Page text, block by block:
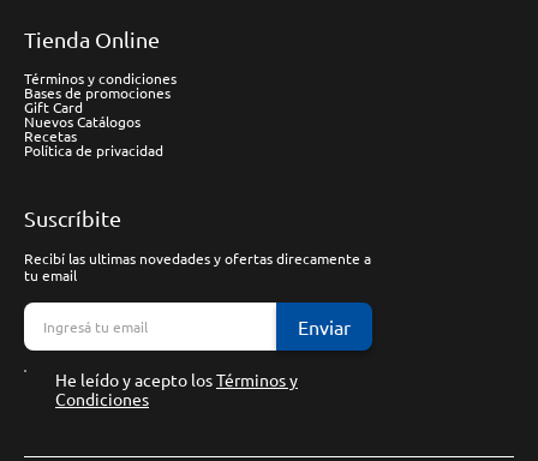
Tienda Online
Términos y condiciones
Bases de promociones
Gift Card
Nuevos Catálogos
Recetas
Política de privacidad
Suscríbite
Recibí las ultimas novedades y ofertas direcamente a
tu email
Enviar
He leído y acepto losTérminos y
Condiciones